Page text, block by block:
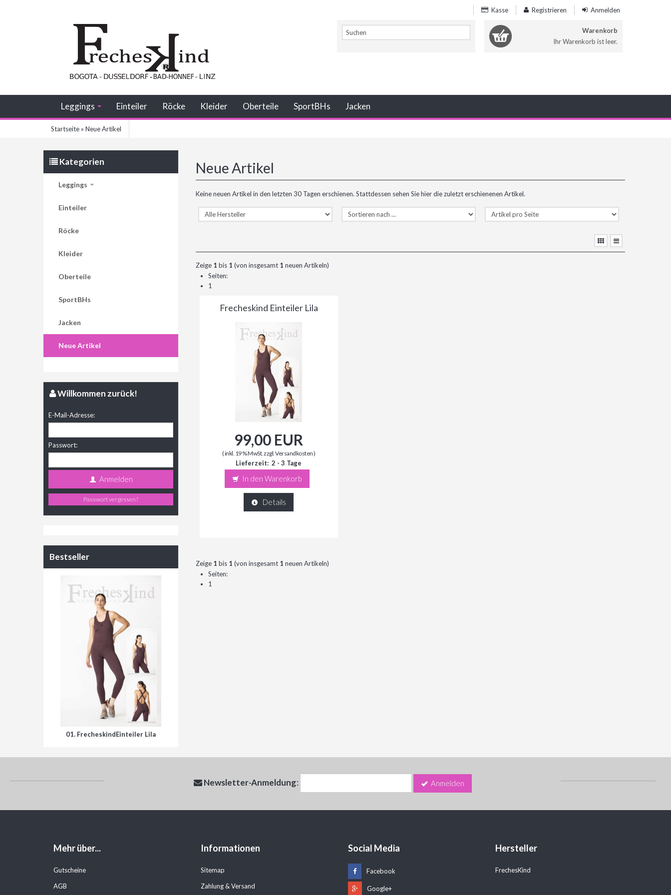
Anmelden
Registrieren
Kasse
Warenkorb
Ihr Warenkorb ist leer.
Leggings Einteiler Röcke Kleider Oberteile SportBHs Jacken
Startseite » Neue Artikel
Neue Artikel
Keine neuen Artikel in den letzten 30 Tagen erschienen. Stattdessen sehen Sie hier die zuletzt erschienenen Artikel.
Zeige 1 bis 1 (von insgesamt 1 neuen Artikeln)
Seiten:
1
Frecheskind Einteiler Lila
99,00 EUR
( inkl. 19 % MwSt. zzgl.Versandkosten)
Lieferzeit:2 - 3 Tage
In den Warenkorb
Details
Zeige 1 bis 1 (von insgesamt 1 neuen Artikeln)
Seiten:
1
Kategorien
Leggings
Einteiler
Röcke
Kleider
Oberteile
SportBHs
Jacken
Neue Artikel
Willkommen zurück!
E-Mail-Adresse:
Passwort:
Anmelden
Passwort vergessen?
Bestseller
01. FrecheskindEinteiler Lila
Newsletter-Anmeldung: Anmelden
Mehr über...
Gutscheine
AGB
Informationen
Sitemap
Zahlung & Versand
Social Media
Facebook
Google+
Hersteller
FrechesKind